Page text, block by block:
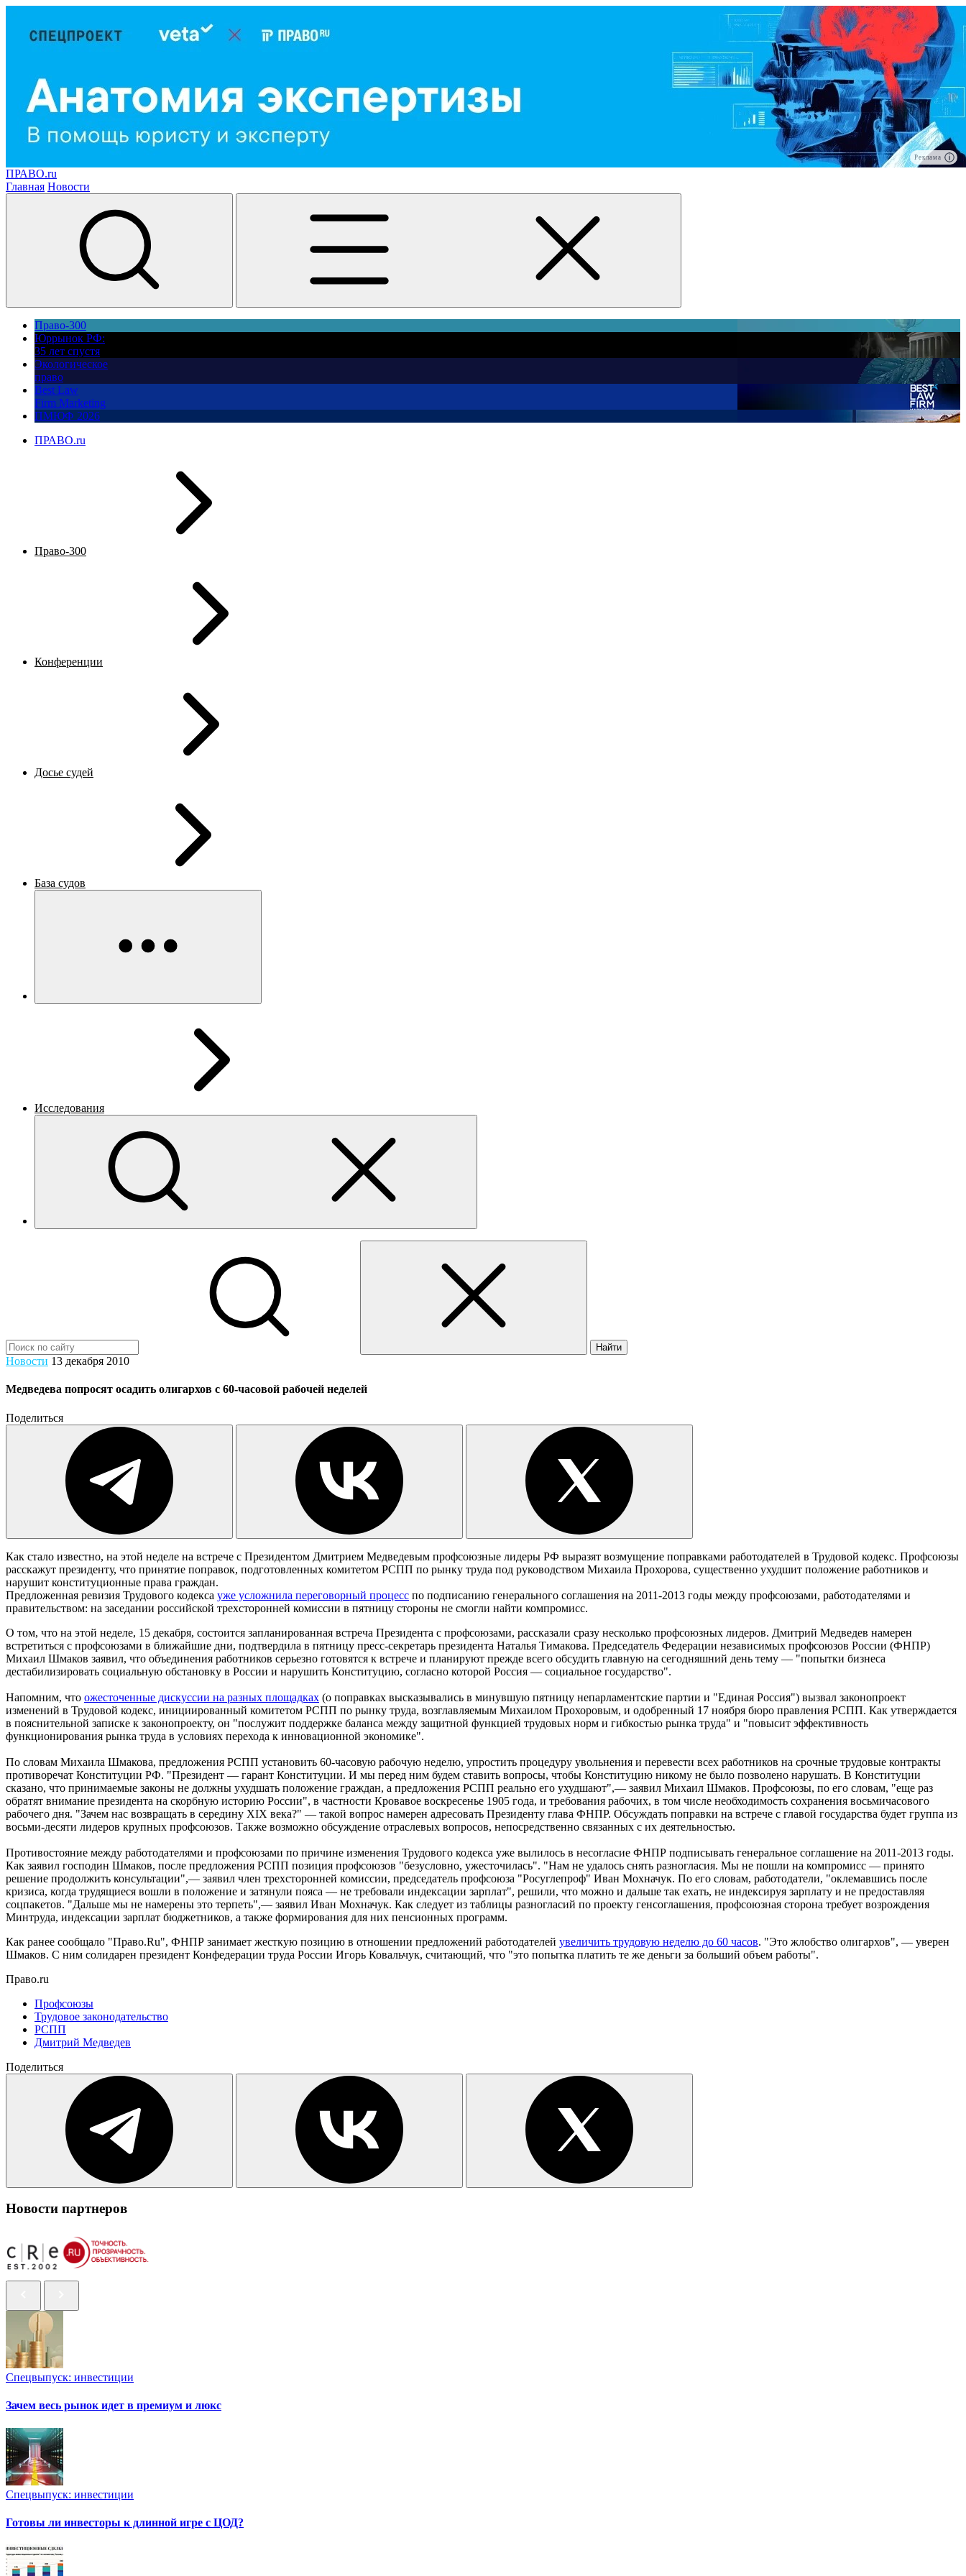
Реклама
ПРАВО.ru
Главная Новости
Право-300
Юррынок РФ:
35 лет спустя
Экологическое
право
Best Law
Firm Marketing
ПМЮФ 2026
ПРАВО.ru
Право-300
Конференции
Досье судей
База судов
Исследования
Найти
Новости 13 декабря 2010
Медведева попросят осадить олигархов с 60-часовой рабочей неделей
Поделиться
Как стало известно, на этой неделе на встрече с Президентом Дмитрием Медведевым профсоюзные лидеры РФ выразят возмущение поправками работодателей в Трудовой кодекс. Профсоюзы
расскажут президенту, что принятие поправок, подготовленных комитетом РСПП по рынку труда под руководством Михаила Прохорова, существенно ухудшит положение работников и
нарушит конституционные права граждан.
Предложенная ревизия Трудового кодекса уже усложнила переговорный процесс по подписанию генерального соглашения на 2011-2013 годы между профсоюзами, работодателями и
правительством: на заседании российской трехсторонней комиссии в пятницу стороны не смогли найти компромисс.
О том, что на этой неделе, 15 декабря, состоится запланированная встреча Президента с профсоюзами, рассказали сразу несколько профсоюзных лидеров. Дмитрий Медведев намерен
встретиться с профсоюзами в ближайшие дни, подтвердила в пятницу пресс-секретарь президента Наталья Тимакова. Председатель Федерации независимых профсоюзов России (ФНПР)
Михаил Шмаков заявил, что объединения работников серьезно готовятся к встрече и планируют прежде всего обсудить главную на сегодняшний день тему — "попытки бизнеса
дестабилизировать социальную обстановку в России и нарушить Конституцию, согласно которой Россия — социальное государство".
Напомним, что ожесточенные дискуссии на разных площадках (о поправках высказывались в минувшую пятницу непарламентские партии и "Единая Россия") вызвал законопроект
изменений в Трудовой кодекс, инициированный комитетом РСПП по рынку труда, возглавляемым Михаилом Прохоровым, и одобренный 17 ноября бюро правления РСПП. Как утверждается
в пояснительной записке к законопроекту, он "послужит поддержке баланса между защитной функцией трудовых норм и гибкостью рынка труда" и "повысит эффективность
функционирования рынка труда в условиях перехода к инновационной экономике".
По словам Михаила Шмакова, предложения РСПП установить 60-часовую рабочую неделю, упростить процедуру увольнения и перевести всех работников на срочные трудовые контракты
противоречат Конституции РФ. "Президент — гарант Конституции. И мы перед ним будем ставить вопросы, чтобы Конституцию никому не было позволено нарушать. В Конституции
сказано, что принимаемые законы не должны ухудшать положение граждан, а предложения РСПП реально его ухудшают",— заявил Михаил Шмаков. Профсоюзы, по его словам, "еще раз
обратят внимание президента на скорбную историю России", в частности Кровавое воскресенье 1905 года, и требования рабочих, в том числе необходимость сохранения восьмичасового
рабочего дня. "Зачем нас возвращать в середину XIX века?" — такой вопрос намерен адресовать Президенту глава ФНПР. Обсуждать поправки на встрече с главой государства будет группа из
восьми-десяти лидеров крупных профсоюзов. Также возможно обсуждение отраслевых вопросов, непосредственно связанных с их деятельностью.
Противостояние между работодателями и профсоюзами по причине изменения Трудового кодекса уже вылилось в несогласие ФНПР подписывать генеральное соглашение на 2011-2013 годы.
Как заявил господин Шмаков, после предложения РСПП позиция профсоюзов "безусловно, ужесточилась". "Нам не удалось снять разногласия. Мы не пошли на компромисс — принято
решение продолжить консультации",— заявил член трехсторонней комиссии, председатель профсоюза "Росуглепроф" Иван Мохначук. По его словам, работодатели, "оклемавшись после
кризиса, когда трудящиеся вошли в положение и затянули пояса — не требовали индексации зарплат", решили, что можно и дальше так ехать, не индексируя зарплату и не предоставляя
соцпакетов. "Дальше мы не намерены это терпеть",— заявил Иван Мохначук. Как следует из таблицы разногласий по проекту генсоглашения, профсоюзная сторона требует возрождения
Минтруда, индексации зарплат бюджетников, а также формирования для них пенсионных программ.
Как ранее сообщало "Право.Ru", ФНПР занимает жесткую позицию в отношении предложений работодателей увеличить трудовую неделю до 60 часов. "Это жлобство олигархов", — уверен
Шмаков. С ним солидарен президент Конфедерации труда России Игорь Ковальчук, считающий, что "это попытка платить те же деньги за больший объем работы".
Право.ru
Профсоюзы
Трудовое законодательство
РСПП
Дмитрий Медведев
Поделиться
Новости партнеров
Спецвыпуск: инвестиции
Зачем весь рынок идет в премиум и люкс
Спецвыпуск: инвестиции
Готовы ли инвесторы к длинной игре с ЦОД?